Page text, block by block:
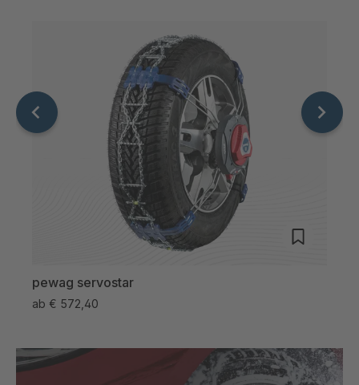
pewag servostar
ab € 572,40